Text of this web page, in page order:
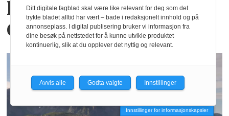
lanserer nye reiser langs
Grønlands vestkyst
Innstillinger for informasjonskapsler
Ditt digitale fagblad skal være like relevant for deg som det
trykte bladet alltid har vært – bade i redaksjonelt innhold og på
annonseplass. I digital publisering bruker vi informasjon fra
dine besøk på nettstedet for å kunne utvikle produktet
kontinuerlig, slik at du opplever det nyttig og relevant.
Avvis alle Godta valgte Innstillinger